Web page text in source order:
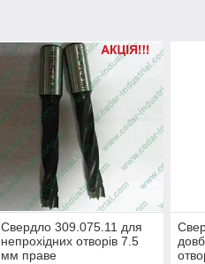
Свердло 309.075.11 для
непрохідних отворів 7.5
мм праве